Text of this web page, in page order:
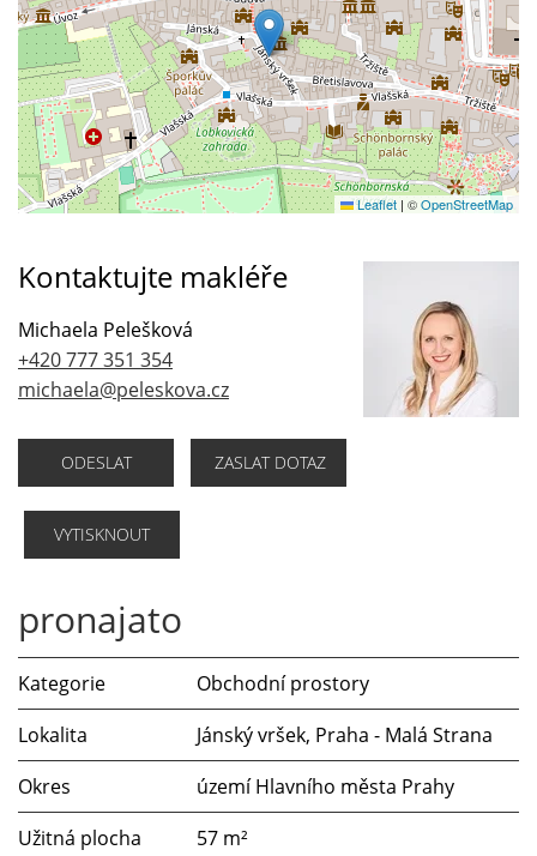
Leaflet | ©OpenStreetMap
Kontaktujte makléře
Michaela Pelešková
+420 777 351 354
michaela@peleskova.cz
ODESLAT ZASLAT DOTAZ
VYTISKNOUT
pronajato
Kategorie
Obchodní prostory
Lokalita
Jánský vršek, Praha - Malá Strana
Okres
území Hlavního města Prahy
Užitná plocha
57 m²